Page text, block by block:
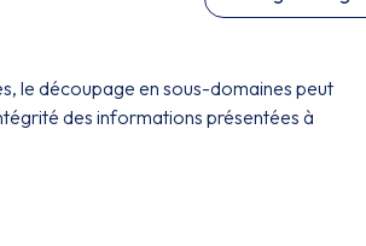
le découpage en sous-domaines peut
des informations présentées à